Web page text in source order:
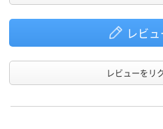
レビ
レビューをリ